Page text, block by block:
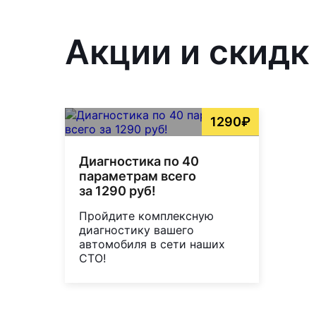
Акции и
1290₽
Диагностика по 40
параметрам всего
за 1290 руб!
Пройдите комплексную
диагностику вашего
автомобиля в сети наших
СТО!